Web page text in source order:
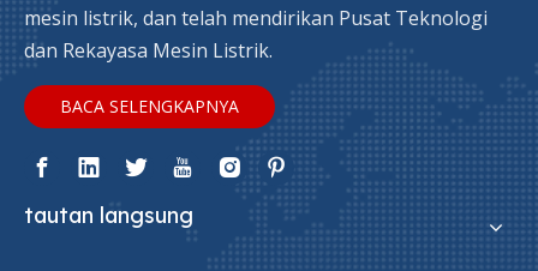
mesin listrik, dan telah mendirikan Pusat Teknologi
dan Rekayasa Mesin Listrik.
BACA SELENGKAPNYA
tautan langsung